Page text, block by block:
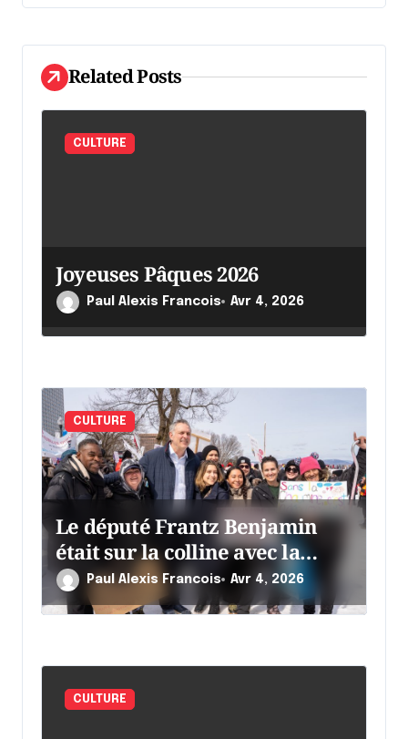
'
a
r
e
Related Posts
CULTURE
Joyeuses Pâques 2026
Paul Alexis Francois Avr 4, 2026
CULTURE
Le député Frantz Benjamin
était sur la colline avec la
chaumine
Paul Alexis Francois Avr 4, 2026
CULTURE